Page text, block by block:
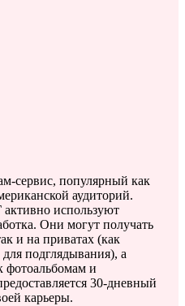
сервис, популярный как
аудиторий.
используют
Они могут получать
и на приватах (как
подглядывания), а
фотоальбомам и
30-дневный
карьеры.